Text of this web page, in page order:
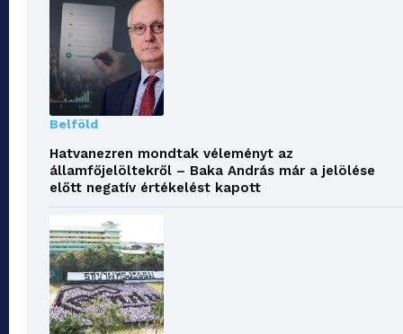
Belföld
Hatvanezren mondtak véleményt az
államfőjelöltekről – Baka András már a jelölése
előtt negatív értékelést kapott